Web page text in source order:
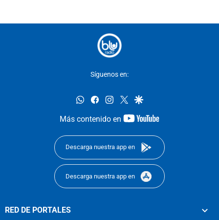
Síguenos en:
whatsappfacebookinstagram
twittergoogle
Más contenido en
youtube-
Descarga nuestra app en
Descarga nuestra app en
RED DE PORTALES